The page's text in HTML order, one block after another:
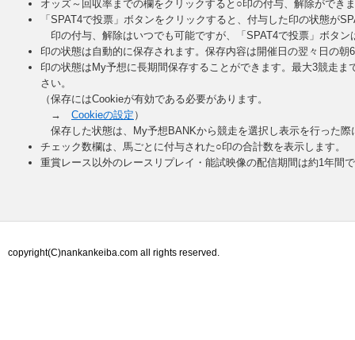
オッズ～回収率までの欄をクリックすると○印の付与、解除ができ
「SPAT4で投票」ボタンをクリックすると、付与した印の状態が
印の付与、解除はいつでも可能ですが、「SPAT4で投票」ボタ
印の状態は自動的に保存されます。保存内容は開催日の翌々日の朝
印の状態はMy予想に長期間保存することができます。最大3競走
さい。
（保存にはCookieが有効である必要があります。
→ Cookieの設定 ）
保存した状態は、My予想BANKから競走を選択し表示を行った際
チェック数欄は、馬ごとに付与された○印の合計数を表示します。
重賞レース以外のレースリプレイ・能試映像の配信期間は約1年間
copyright(C)nankankeiba.com all rights reserved.